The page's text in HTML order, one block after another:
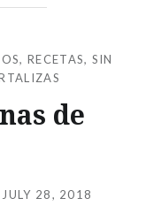
, RECETAS, SIN
de
JULY 28, 2018